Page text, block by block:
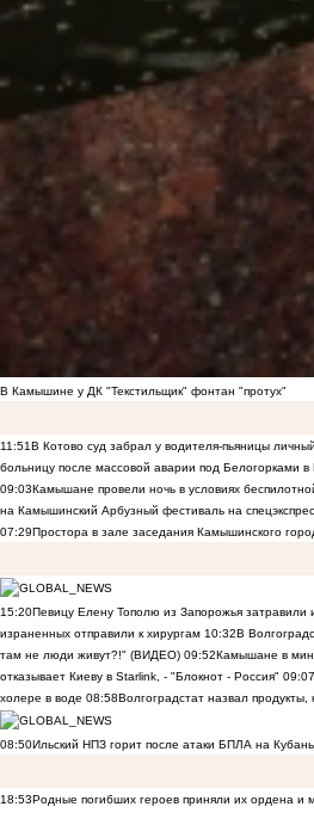
В Камышине у ДК "Текстильщик" фонтан "протух"
11:51В Котово суд забрал у водителя-пьяницы
больницу после массовой аварии под Белогорками
09:03Камышане провели ночь в условиях
на Камышинский Арбузный фестиваль на
07:29Простора в зале заседания Камышинского
15:20Певицу Елену Тополю из Запорожья затравили
израненных отправили к хирургам 10:32В
там не люди живут?!" (ВИДЕО) 09:52Камышане в
отказывает Киеву в Starlink, - "Блокнот - Россия" 09:07
холере в воде 08:58Волгоградстат назвал
08:50Ильский НПЗ горит после атаки БПЛА на
18:53Родные погибших героев приняли их ордена